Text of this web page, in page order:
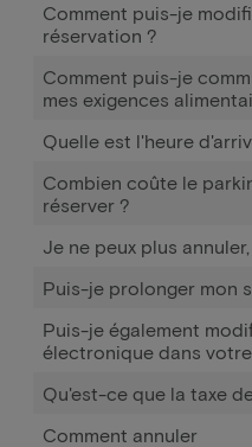
Comment puis-je
réservation ?
Comment puis-je
mes exigences
Quelle est l'heure
Combien coûte le
réserver ?
Je ne peux plus
Puis-je prolonger mon
Puis-je également
électronique dans
Qu'est-ce que la taxe
Comment annuler